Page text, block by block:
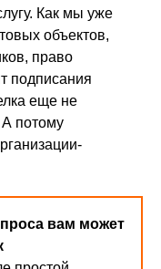
Как мы уже
объектов,
право
подписания
еще не
А потому
вам может